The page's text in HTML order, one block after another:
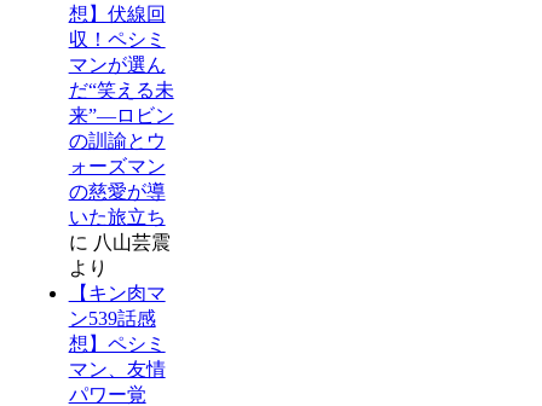
想】伏線回
収！ペシミ
マンが選ん
だ“笑える未
来”―ロビン
の訓諭とウ
ォーズマン
の慈愛が導
いた旅立ち
に 八山芸震
より
【キン肉マ
ン539話感
想】ペシミ
マン、友情
パワー覚